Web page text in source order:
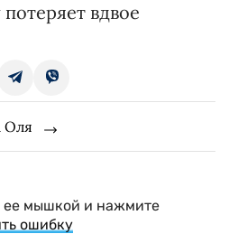
вдвое
Оля
ее мышкой и нажмите
ошибку